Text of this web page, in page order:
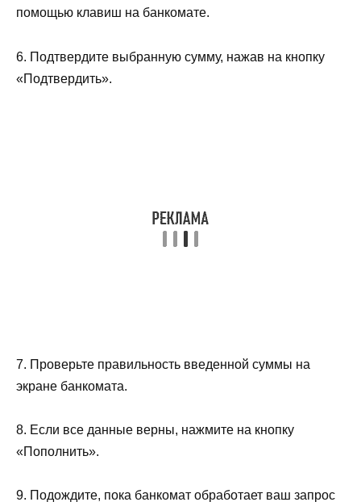
помощью клавиш на банкомате.
6. Подтвердите выбранную сумму, нажав на кнопку
«Подтвердить».
7. Проверьте правильность введенной суммы на
экране банкомата.
8. Если все данные верны, нажмите на кнопку
«Пополнить».
9. Подождите, пока банкомат обработает ваш запрос